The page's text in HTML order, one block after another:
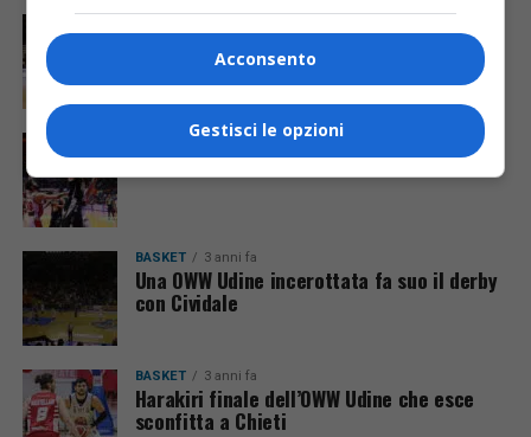
L’OWW Udine conclude la stagione regolare
battendo Nardò
3 anni fa
Non riesce l’impresa dell’OWW Udine a Forlì
BASKET 3 anni fa
Una OWW Udine incerottata fa suo il derby
con Cividale
BASKET 3 anni fa
Harakiri finale dell’OWW Udine che esce
sconfitta a Chieti
Acconsento
Gestisci le opzioni